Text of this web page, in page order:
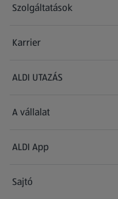
Szolgáltatások
Karrier
(új oldalon nyílik meg)
ALDI UTAZÁS
(új oldalon nyílik meg)
A vállalat
ALDI App
Sajtó